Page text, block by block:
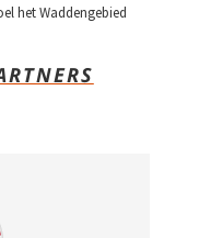
het Waddengebied